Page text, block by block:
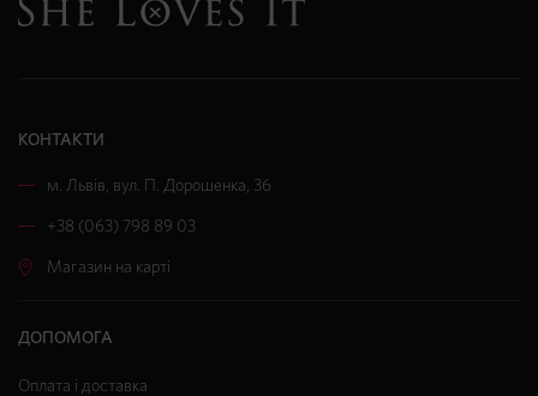
КОНТАКТИ
м. Львів, вул. П. Дорошенка, 36
+38 (063) 798 89 03
Магазин на карті
ДОПОМОГА
Оплата і доставка